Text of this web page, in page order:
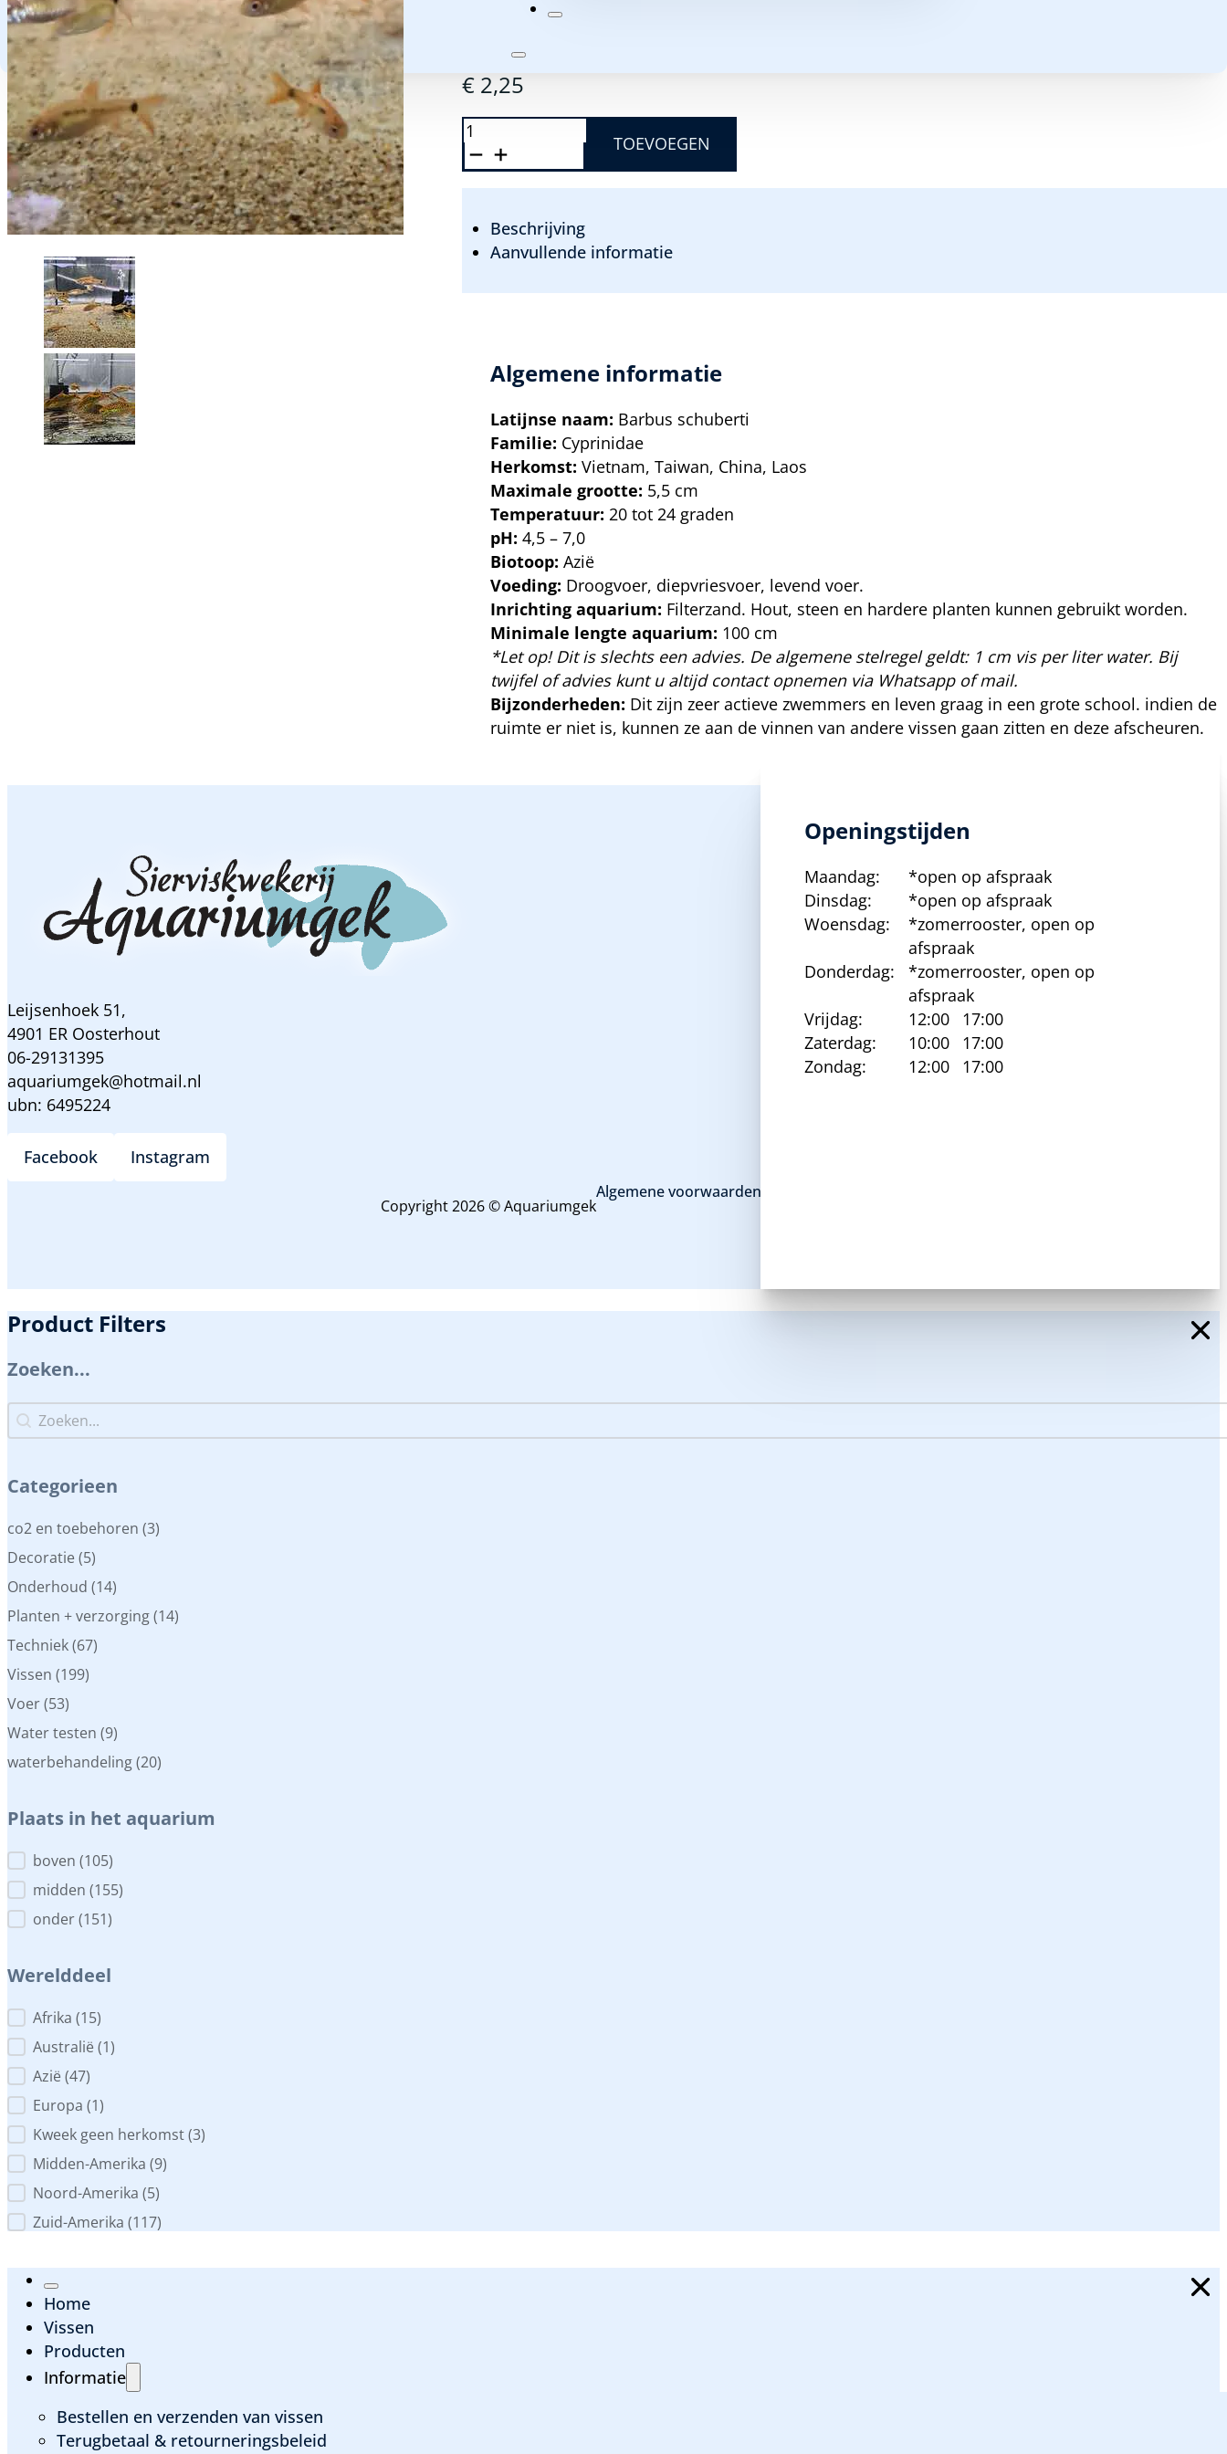
Azië
€2,25
BARBUS
SCHUBERTI
BROKAATBARBEEL
AANTAL
TOEVOEGEN
Beschrijving
Aanvullende informatie
Algemene informatie
Latijnse naam: Barbus schuberti
Familie: Cyprinidae
Herkomst: Vietnam, Taiwan, China, Laos
Maximale grootte: 5,5 cm
Temperatuur: 20 tot 24 graden
pH: 4,5 – 7,0
Biotoop: Azië
Voeding: Droogvoer, diepvriesvoer, levend voer.
Inrichting aquarium: Filterzand. Hout, steen en hardere planten kunnen gebruikt worden.
Minimale lengte aquarium: 100 cm
*Let op! Dit is slechts een advies. De algemene stelregel geldt: 1 cm vis per liter water. Bij
twijfel of advies kunt u altijd contact opnemen via Whatsapp of mail.
Bijzonderheden: Dit zijn zeer actieve zwemmers en leven graag in een grote school. indien de
ruimte er niet is, kunnen ze aan de vinnen van andere vissen gaan zitten en deze afscheuren.
Leijsenhoek 51,
4901 ER Oosterhout
06-29131395
aquariumgek@hotmail.nl
ubn: 6495224
Facebook Instagram
Copyright 2026 © Aquariumgek
Algemene voorwaarden en privacy beleid
Openingstijden
Maandag:
*open op afspraak
Dinsdag:
*open op afspraak
Woensdag:
*zomerrooster, open op
afspraak
Donderdag:
*zomerrooster, open op
afspraak
Vrijdag:
12:00
17:00
Zaterdag:
10:00
17:00
Zondag:
12:00 17:00
Product Filters
Zoeken...
Zoeken...
Zoeken...
Categorieen
Categorieen
co2 en toebehoren (3)
Decoratie (5)
Onderhoud (14)
Planten + verzorging(14)
Techniek(67)
Vissen (199)
Voer(53)
Water testen (9)
waterbehandeling(20)
Plaats in het aquarium
Plaats in het aquarium
boven (105)
midden (155)
onder(151)
Werelddeel
Werelddeel
Afrika (15)
Australië (1)
Azië (47)
Europa (1)
Kweek geen herkomst(3)
Midden-Amerika (9)
Noord-Amerika (5)
Zuid-Amerika (117)
Home
Vissen
Producten
Informatie
Bestellen en verzenden van vissen
Terugbetaal & retourneringsbeleid